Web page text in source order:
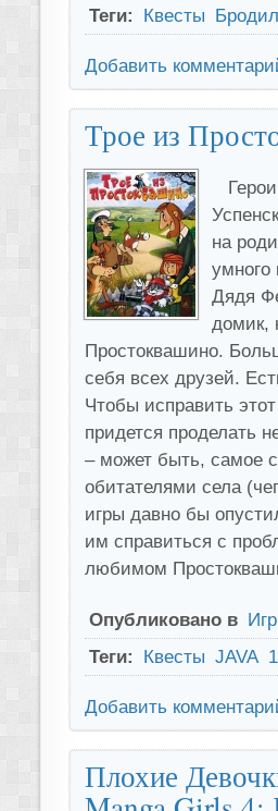
Теги: Квесты
Добавить
Трое из
на
умного
Дядя
домик,
Простоквашино.
себя всех друзей.
Чтобы исправить
придется проделать
– может быть, самое
обитателями села
игры давно бы
им справиться с
любимом
Опубликовано в
Теги: Квесты JAVA
Добавить
Плохие